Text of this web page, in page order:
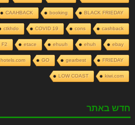
BLACK FRIEDAY
booking
CAAHBACK
cashback
cons
COVID 19
ctkhdo
ebay
ehuh
ehuuh
etace
F2
FRIEDAY
gearbest
GO
hotels.com
kiwi.com
LOW COAST
חדש באתר